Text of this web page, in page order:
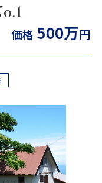
価格 500万円